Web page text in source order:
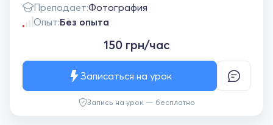
Преподает:Фотография
Опыт:Без опыта
150 грн/час
Запись на урок — бесплатно
Записаться на урок